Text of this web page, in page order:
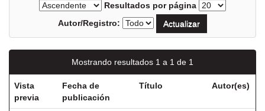
Resultados por página
Autor/Registro:
Mostrando resultados 1 a 1 de 1
Vista
previa
Fecha de
publicación
Título Autor(es)